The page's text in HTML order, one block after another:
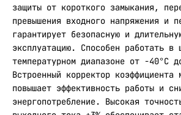
защиты от короткого замыкания,
превышения входного напряжения и
гарантирует безопасную и
эксплуатацию. Способен работать в
температурном диапазоне от -40°С
Встроенный корректор коэффициента
повышает эффективность работы и
энергопотребление. Высокая